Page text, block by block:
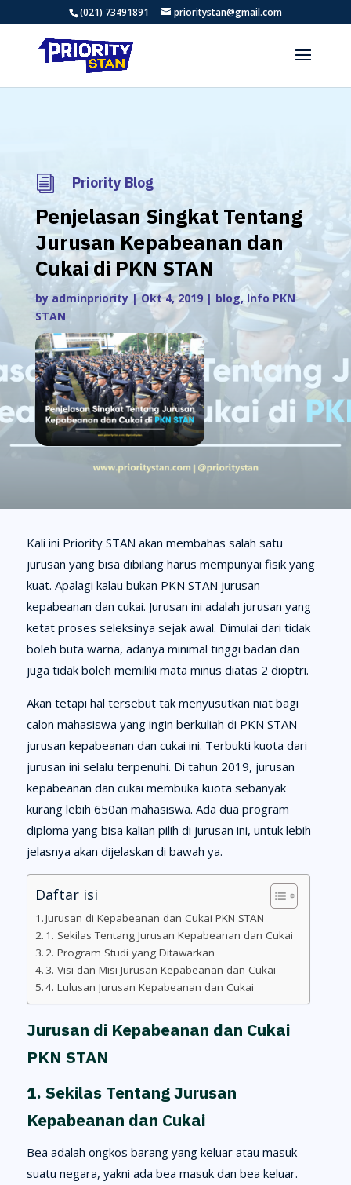
(021) 73491891 prioritystan@gmail.com
i Priority Blog
Penjelasan Singkat Tentang
Jurusan Kepabeanan dan
Cukai di PKN STAN
by adminpriority| Okt 4, 2019| blog, Info PKN
STAN
Kali ini Priority STAN akan membahas salah satu
jurusan yang bisa dibilang harus mempunyai fisik yang
kuat. Apalagi kalau bukan PKN STAN jurusan
kepabeanan dan cukai. Jurusan ini adalah jurusan yang
ketat proses seleksinya sejak awal. Dimulai dari tidak
boleh buta warna, adanya minimal tinggi badan dan
juga tidak boleh memiliki mata minus diatas 2 dioptri.
Akan tetapi hal tersebut tak menyusutkan niat bagi
calon mahasiswa yang ingin berkuliah di PKN STAN
jurusan kepabeanan dan cukai ini. Terbukti kuota dari
jurusan ini selalu terpenuhi. Di tahun 2019, jurusan
kepabeanan dan cukai membuka kuota sebanyak
kurang lebih 650an mahasiswa. Ada dua program
diploma yang bisa kalian pilih di jurusan ini, untuk lebih
jelasnya akan dijelaskan di bawah ya.
Daftar isi
Jurusan di Kepabeanan dan Cukai PKN STAN
1. Sekilas Tentang Jurusan Kepabeanan dan Cukai
2. Program Studi yang Ditawarkan
3. Visi dan Misi Jurusan Kepabeanan dan Cukai
4. Lulusan Jurusan Kepabeanan dan Cukai
Jurusan di Kepabeanan dan Cukai
PKN STAN
1. Sekilas Tentang Jurusan
Kepabeanan dan Cukai
Bea adalah ongkos barang yang keluar atau masuk
suatu negara, yakni ada bea masuk dan bea keluar.